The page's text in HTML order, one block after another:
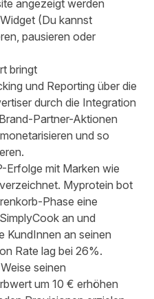
angezeigt werden
(Du kannst
pausieren oder
bringt
und Reporting über die
durch die Integration
Partner-Aktionen
und so
Erfolge mit Marken wie
Myprotein bot
Phase eine
an und
KundInnen an seinen
Rate lag bei 26%.
seinen
um 10 € erhöhen